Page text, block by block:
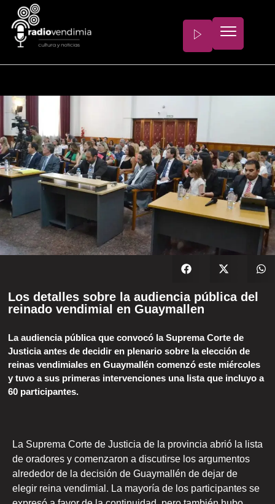
Los detalles sobre la audiencia pública del
reinado vendimial en Guaymallen
La audiencia pública que convocó la Suprema Corte de
Justicia antes de decidir en plenario sobre la elección de
reinas vendimiales en Guaymallén comenzó este miércoles
y tuvo a sus primeras intervenciones una lista que incluyo a
60 participantes.
La Suprema Corte de Justicia de la provincia abrió la lista
de oradores y comenzaron a discutirse los argumentos
alrededor de la decisión de Guaymallén de dejar de
elegir reina vendimial. La mayoría de los participantes se